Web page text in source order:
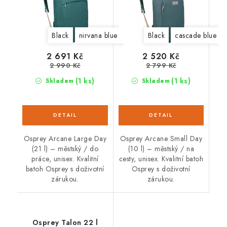
Black nirvana blue heather cascade blue latte
Skladem (1 ks)
2 691 Kč
2 990 Kč
Osprey Arcane Large Day
(21 l) – městský / do
práce, unisex. Kvalitní
batoh Osprey s doživotní
zárukou.
Black cascade blue
Skladem (1 ks)
2 520 Kč
2 799 Kč
Osprey Arcane Small Day
(10 l) – městský / na
cesty, unisex. Kvalitní batoh
Osprey s doživotní
zárukou.
Osprey Talon 22 l